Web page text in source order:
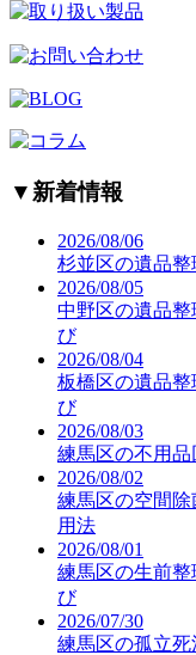
▼ 新着情報
2026/08/06
杉並区の遺品整
2026/08/05
中野区の遺品
び
2026/08/04
板橋区の遺品
び
2026/08/03
練馬区の不用
2026/08/02
練馬区の空間
用法
2026/08/01
練馬区の生前
び
2026/07/30
練馬区の孤立